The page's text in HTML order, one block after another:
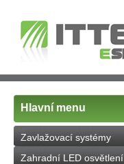
Hlavní menu
Zavlažovací systémy
Zahradní LED osvětlení